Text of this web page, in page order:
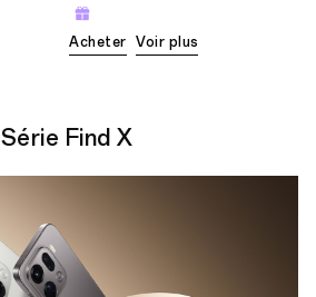
Acheter Voir plus
Série Find X